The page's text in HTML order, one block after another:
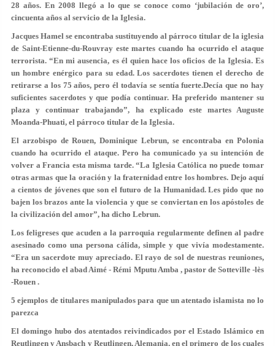
28 años. En 2008 llegó a lo que se conoce como ‘jubilación de oro’,
cincuenta años al servicio de la Iglesia.
Jacques Hamel se encontraba sustituyendo al párroco titular de la iglesia
de Saint-Etienne-du-Rouvray este martes cuando ha ocurrido el ataque
terrorista. “En mi ausencia, es él quien hace los oficios de la Iglesia. Es
un hombre enérgico para su edad. Los sacerdotes tienen el derecho de
retirarse a los 75 años, pero él todavía se sentía fuerte.Decía que no hay
suficientes sacerdotes y que podía continuar. Ha preferido mantener su
plaza y continuar trabajando”, ha explicado este martes Auguste
Moanda-Phuati, el párroco titular de la Iglesia.
El arzobispo de Rouen, Dominique Lebrun, se encontraba en Polonia
cuando ha ocurrido el ataque. Pero ha comunicado ya su intención de
volver a Francia esta misma tarde. “La Iglesia Católica no puede tomar
otras armas que la oración y la fraternidad entre los hombres. Dejo aquí
a cientos de jóvenes que son el futuro de la Humanidad. Les pido que no
bajen los brazos ante la violencia y que se conviertan en los apóstoles de
la civilización del amor”, ha dicho Lebrun.
Los feligreses que acuden a la parroquia regularmente definen al padre
asesinado como una persona cálida, simple y que vivía modestamente.
“Era un sacerdote muy apreciado. El rayo de sol de nuestras reuniones,
ha reconocido el abad Aimé - Rémi Mputu Amba , pastor de Sotteville -lès
-Rouen .
5 ejemplos de titulares manipulados para que un atentado islamista no lo
parezca
El domingo hubo dos atentados reivindicados por el Estado Islámico en
Reutlingen y Ansbach y Reutlingen, Alemania, en el primero de los cuales